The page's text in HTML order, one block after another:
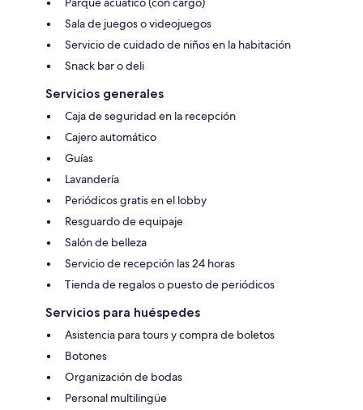
Sala de juegos o videojuegos
Servicio de cuidado de niños en la habitación
Snack bar o deli
Servicios generales
Caja de seguridad en la recepción
Cajero automático
Guías
Lavandería
Periódicos gratis en el lobby
Resguardo de equipaje
Salón de belleza
Servicio de recepción las 24 horas
Tienda de regalos o puesto de periódicos
Servicios para huéspedes
Asistencia para tours y compra de boletos
Botones
Organización de bodas
Personal multilingüe